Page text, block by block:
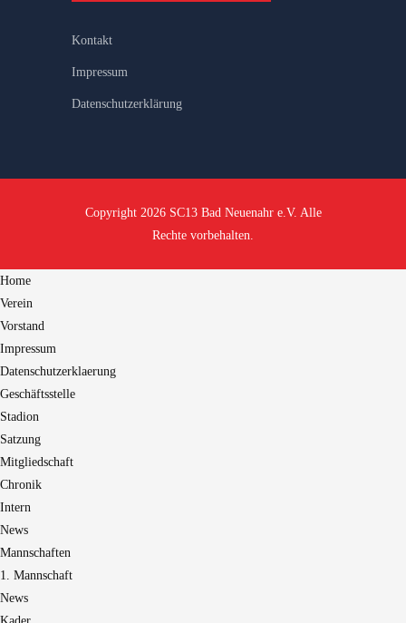
Kontakt
Impressum
Datenschutzerklärung
Copyright 2026 SC13 Bad Neuenahr e.V. Alle
Rechte vorbehalten.
Home
Verein
Vorstand
Impressum
Datenschutzerklaerung
Geschäftsstelle
Stadion
Satzung
Mitgliedschaft
Chronik
Intern
News
Mannschaften
1. Mannschaft
News